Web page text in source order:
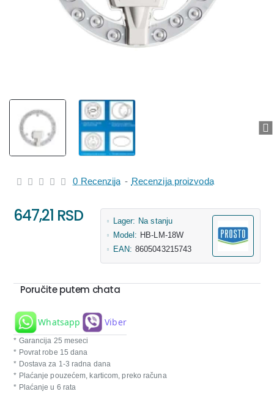
0 Recenzija - Recenzija proizvoda
647,21 RSD Lager: Na stanju
Model: HB-LM-18W
EAN: 8605043215743
Poručite putem chata
Whatsapp Viber
* Garancija 25 meseci
* Povrat robe 15 dana
* Dostava za 1-3 radna dana
* Plaćanje pouzećem, karticom, preko računa
* Plaćanje u 6 rata